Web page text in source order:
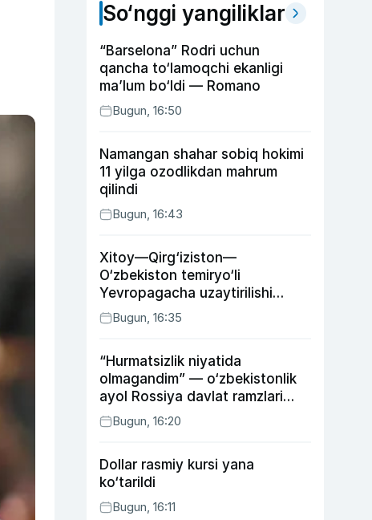
So‘nggi yangiliklar
“Barselona” Rodri uchun
qancha to‘lamoqchi ekanligi
ma’lum bo‘ldi — Romano
Bugun, 16:50
Namangan shahar sobiq hokimi
11 yilga ozodlikdan mahrum
qilindi
Bugun, 16:43
Xitoy—Qirg‘iziston—
O‘zbekiston temiryo‘li
Yevropagacha uzaytirilishi
mumkin
Bugun, 16:35
“Hurmatsizlik niyatida
olmagandim” — o‘zbekistonlik
ayol Rossiya davlat ramzlari
tushirilgan poyandoz haqida
Bugun, 16:20
Dollar rasmiy kursi yana
ko‘tarildi
Bugun, 16:11